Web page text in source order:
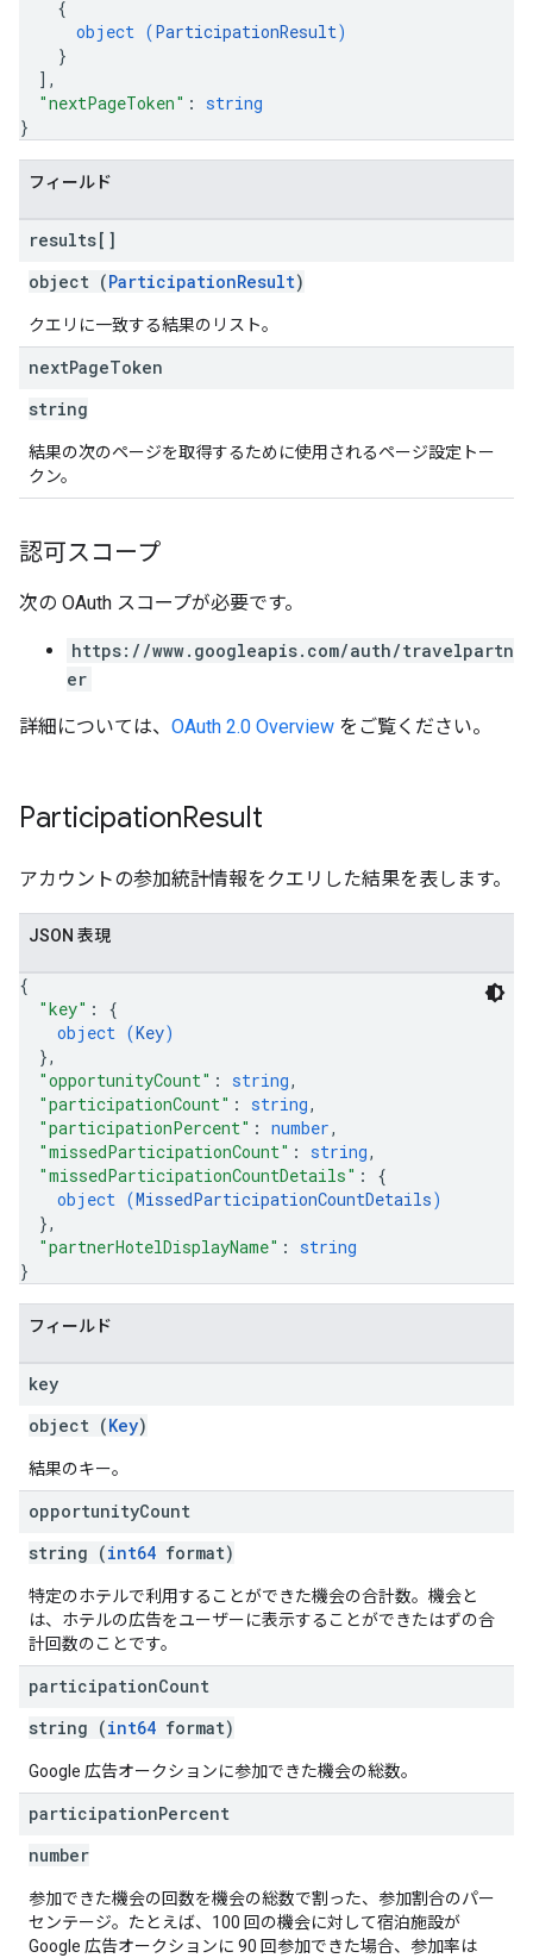
{
object (ParticipationResult)
}
] ,
"nextPageToken" : string
}
フィールド
results[]
object (ParticipationResult)
クエリに一致する結果のリスト。
nextPageToken
string
結果の次のページを取得するために使用されるページ設定トー
クン。
認可スコープ
次の OAuth スコープが必要です。
https://www.googleapis.com/auth/travelpartn
er
詳細については、 OAuth 2.0 Overview をご覧ください。
ParticipationResult
アカウントの参加統計情報をクエリした結果を表します。
JSON 表現
{
"key" : {
object (Key)
},
"opportunityCount" : string,
"participationCount" : string,
"participationPercent" : number,
"missedParticipationCount" : string,
"missedParticipationCountDetails" : {
object (MissedParticipationCountDetails)
},
"partnerHotelDisplayName" : string
}
フィールド
key
object (Key)
結果のキー。
opportunityCount
string (int64 format)
特定のホテルで利用することができた機会の合計数。機会と
は、ホテルの広告をユーザーに表示することができたはずの合
計回数のことです。
participationCount
string (int64 format)
Google 広告オークションに参加できた機会の総数。
participationPercent
number
参加できた機会の回数を機会の総数で割った、参加割合のパー
センテージ。たとえば、100 回の機会に対して宿泊施設が
Google 広告オークションに 90 回参加できた場合、参加率は